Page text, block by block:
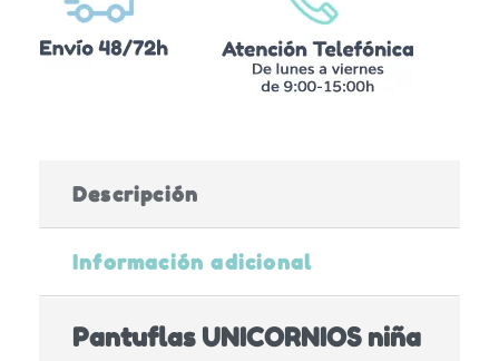
Descripción
Información adicional
Pantuflas UNICORNIOS niña